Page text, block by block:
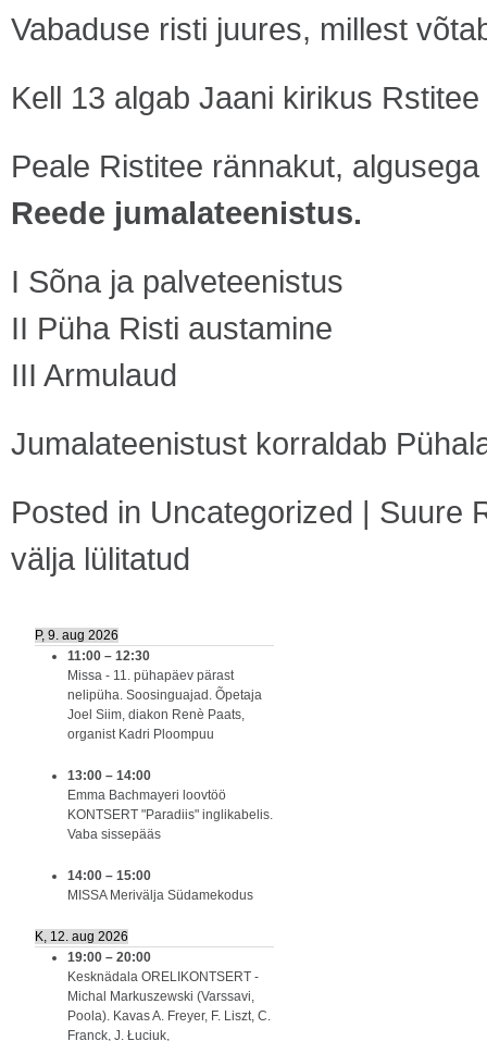
Vabaduse risti juures, millest
Kell 13 algab Jaani kirikus
Peale Ristitee rännakut,
Reede jumalateenistus.
I Sõna ja palveteenistus
II Püha Risti austamine
III Armulaud
Jumalateenistust korraldab
Posted in Uncategorized | Suure
välja lülitatud
P, 9. aug 2026
11:00 – 12:30
Missa - 11. pühapäev pärast
nelipüha. Soosinguajad. Õpetaja
Joel Siim, diakon Renè Paats,
organist Kadri Ploompuu
13:00 – 14:00
Emma Bachmayeri loovtöö
KONTSERT "Paradiis" inglikabelis.
Vaba sissepääs
14:00 – 15:00
MISSA Merivälja Südamekodus
K, 12. aug 2026
19:00 – 20:00
Kesknädala ORELIKONTSERT -
Michal Markuszewski (Varssavi,
Poola). Kavas A. Freyer, F. Liszt, C.
Franck, J. Łuciuk,